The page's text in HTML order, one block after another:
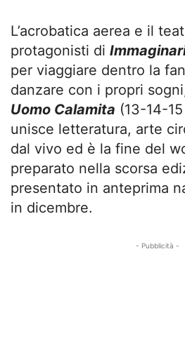
L’acrobatica aerea e il
protagonisti di
per viaggiare dentro la
danzare con i propri
Uomo Calamita (13-14-
unisce letteratura, arte
dal vivo ed è la fine del
preparato nella scorsa
presentato in anteprima
in dicembre.
- Pubblicità -